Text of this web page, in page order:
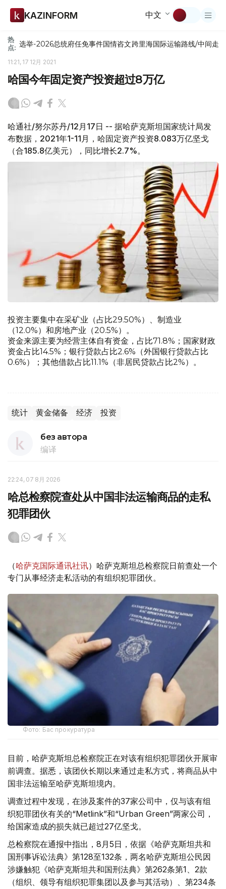
KAZINFORM 中文
热
点: 选举-2026总统府任免事件国情咨文跨里海国际运输路线/中间走廊
11:21, 17 12月 2021
哈国今年固定资产投资超过8万亿
哈通社/努尔苏丹/12月17日 -- 据哈萨克斯坦国家统计局发
布数据，2021年1-11月，哈固定资产投资8.083万亿坚戈
（合185.8亿美元），同比增长2.7%。
投资主要集中在采矿业（占比29.50%）、制造业
（12.0%）和房地产业（20.5%）。
资金来源主要为经营主体自有资金，占比71.8%；国家财政
资金占比14.5%；银行贷款占比2.6%（外国银行贷款占比
0.6%）；其他借款占比11.1%（非居民贷款占比2%）。
统计 黄金储备 经济 投资
без автора
编译
22:24, 07 8月 2026
哈总检察院查处从中国非法运输商品的走私
犯罪团伙
（哈萨克国际通讯社讯）哈萨克斯坦总检察院日前查处一个
专门从事经济走私活动的有组织犯罪团伙。
Фото: Бас прокуратура
目前，哈萨克斯坦总检察院正在对该有组织犯罪团伙开展审
前调查。据悉，该团伙长期以来通过走私方式，将商品从中
国非法运输至哈萨克斯坦境内。
调查过程中发现，在涉及案件的37家公司中，仅与该有组
织犯罪团伙有关的“Metlink”和“Urban Green”两家公司，
给国家造成的损失就已超过27亿坚戈。
总检察院在通报中指出，8月5日，依据《哈萨克斯坦共和
国刑事诉讼法典》第128至132条，两名哈萨克斯坦公民因
涉嫌触犯《哈萨克斯坦共和国刑法典》第262条第1、2款
（组织、领导有组织犯罪集团以及参与其活动）、第234条